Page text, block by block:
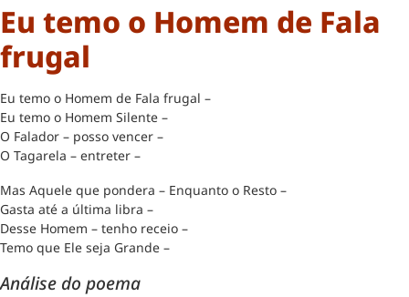
Eu temo o Homem de Fala
frugal
Eu temo o Homem de Fala frugal –
Eu temo o Homem Silente –
O Falador – posso vencer –
O Tagarela – entreter –
Mas Aquele que pondera – Enquanto o Resto –
Gasta até a última libra –
Desse Homem – tenho receio –
Temo que Ele seja Grande –
Análise do poema